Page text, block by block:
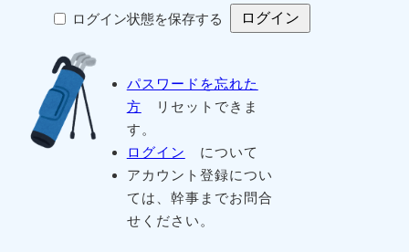
ログイン状態を保存する
パスワードを忘れた
方 リセットできま
す。
ログイン
について
アカウント登録につい
ては、幹事までお問合
せください。